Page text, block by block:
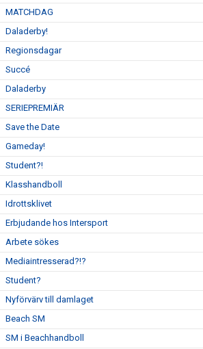
MATCHDAG
Daladerby!
Regionsdagar
Succé
Daladerby
SERIEPREMIÄR
Save the Date
Gameday!
Student?!
Klasshandboll
Idrottsklivet
Erbjudande hos Intersport
Arbete sökes
Mediaintresserad?!?
Student?
Nyförvärv till damlaget
Beach SM
SM i Beachhandboll